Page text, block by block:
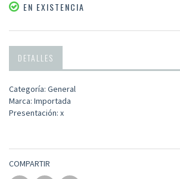
EN EXISTENCIA
DETALLES
Categoría: General
Marca: Importada
Presentación: x
COMPARTIR